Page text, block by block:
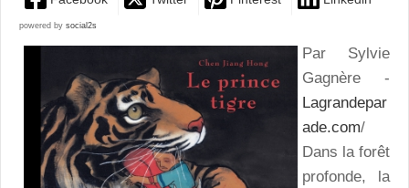
powered by social2s
Par Sylvie
Gagnère -
Lagrandepar
ade.com/
Dans la forêt
profonde, la